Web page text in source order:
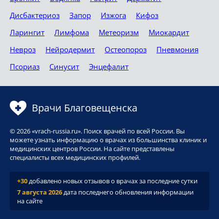
Дисбактериоз
Запор Изжога
Кифоз
Ларингит
Лимфома Метеоризм
Миокардит
Невроз
Нейродермит Остеопороз
Пневмония
Псориаз
Синусит Энцефалит
Врачи Благовещенска
© 2026 «vrach-russia.ru». Поиск врачей по всей России. Вы
можете узнать информацию о врачах из большинства клиник и
медицинских центров России. На сайте представлены
специалисты всех медицинских профилей.
+30добавлено новых отзывов о врачах за последние сутки
7 августа 2026дата последнего обновления информации
на сайте